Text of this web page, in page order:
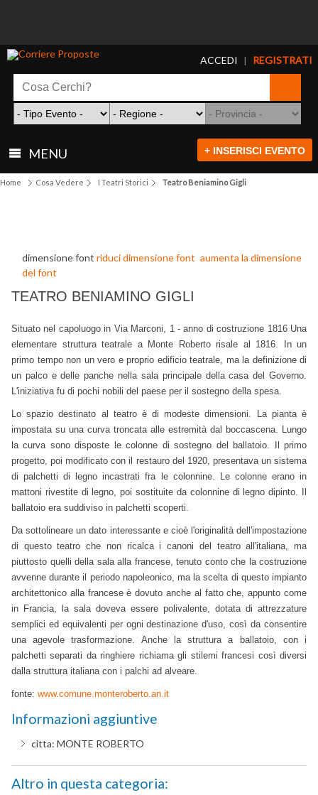
ACCEDI | REGISTRATI
MENU + INSERISCI EVENTO
Home Cosa Vedere I Teatri Storici Teatro Beniamino Gigli
dimensione font riduci dimensione font aumenta la dimensione
del font
TEATRO BENIAMINO GIGLI
Situato nel capoluogo in Via Marconi, 1 - anno di costruzione 1816 Una
elementare struttura teatrale a Monte Roberto risale al 1816. In un
primo tempo non un vero e proprio edificio teatrale, ma la definizione di
un palco e delle panche nella sala principale della casa del Governo.
L'iniziativa fu di pochi nobili del paese per il sostegno della spesa.
Lo spazio destinato al teatro è di modeste dimensioni. La pianta è
impostata su una curva troncata alle estremità dal boccascena. Lungo
la curva sono disposte le colonne di sostegno del ballatoio. Il primo
progetto, poi modificato con il restauro del 1920, presentava un sistema
di palchetti di legno incastrati fra le colonnine. Le colonne erano in
mattoni rivestite di legno, poi sostituite da colonnine di legno dipinto. Il
ballatoio era suddiviso in palchetti scoperti.
Da sottolineare un dato interessante e cioè l'originalità dell'impostazione
di questo teatro che non ricalca i canoni del teatro all'italiana, ma
piuttosto quelli della sala alla francese, tenuto conto che la costruzione
avvenne durante il periodo napoleonico, ma la scelta di questo impianto
architettonico alla francese è dovuto anche al fatto che, appunto come
in Francia, la sala doveva essere polivalente, dotata di attrezzature
semplici ed equivalenti per ogni destinazione d'uso, così da consentire
una agevole trasformazione. Anche la struttura a ballatoio, con i
palchetti separati da ringhiere richiama gli stilemi francesi così diversi
dalla struttura italiana con i palchi ad alveare.
fonte: www.comune.monteroberto.an.it
Informazioni aggiuntive
citta: MONTE ROBERTO
Altro in questa categoria: